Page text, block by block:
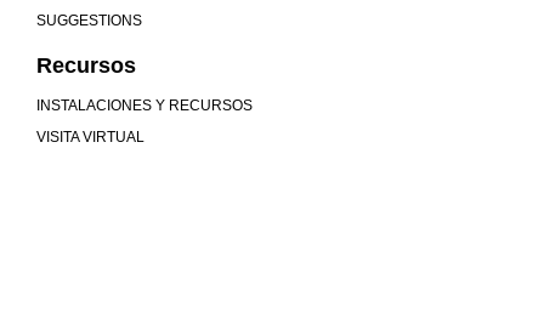
SUGGESTIONS
Recursos
INSTALACIONES Y RECURSOS
VISITA VIRTUAL